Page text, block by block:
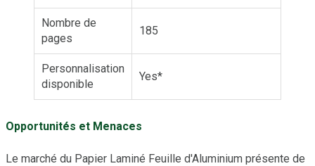
Nombre de
pages
185
Personnalisation
disponible
Yes*
Opportunités et Menaces
Le marché du Papier Laminé Feuille d'Aluminium présente de